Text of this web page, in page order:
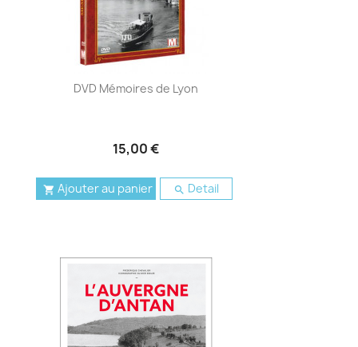
DVD Mémoires de Lyon
15,00 €
 Ajouter au panier  Detail